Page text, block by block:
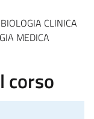
CLINICA
MEDICA
corso